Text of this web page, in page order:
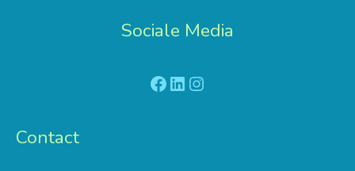
Sociale Media
Facebook
LinkedIn
Instagram
Contact